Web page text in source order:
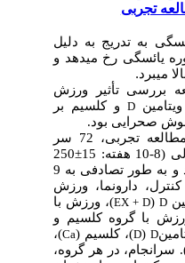
تجربی
به تدریج به دلیل
یائسگی رخ می­دهد و
می­برد.
بررسی تأثیر ورزش
D
و کلسیم بر
صحرایی بود.
در این مطالعه تجربی، 72 سر
15
±
250
گرم) ماده اوارکتومی شدند و به طور تصادفی به 9
دارونما، ورزش
D
(
D
+
EX)، ورزش با
با گروه کلسیم و
D
(
D)، کلسیم (Ca)،
در هر گروه،